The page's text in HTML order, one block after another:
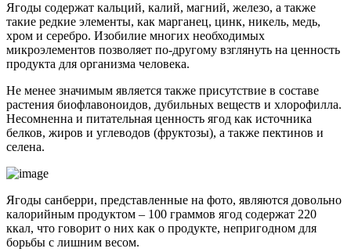
Ягоды содержат кальций, калий, магний, железо, а также
такие редкие элементы, как марганец, цинк, никель, медь,
хром и серебро. Изобилие многих необходимых
микроэлементов позволяет по-другому взглянуть на ценность
продукта для организма человека.
Не менее значимым является также присутствие в составе
растения биофлавоноидов, дубильных веществ и хлорофилла.
Несомненна и питательная ценность ягод как источника
белков, жиров и углеводов (фруктозы), а также пектинов и
селена.
Ягоды санберри, представленные на фото, являются довольно
калорийным продуктом – 100 граммов ягод содержат 220
ккал, что говорит о них как о продукте, непригодном для
борьбы с лишним весом.